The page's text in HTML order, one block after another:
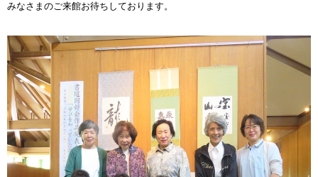
みなさまのご来館お待ちしております。